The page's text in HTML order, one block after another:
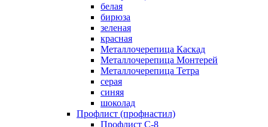
белая
бирюза
зеленая
красная
Металлочерепица Каскад
Металлочерепица Монтерей
Металлочерепица Тетра
серая
синяя
шоколад
Профлист (профнастил)
Профлист С-8